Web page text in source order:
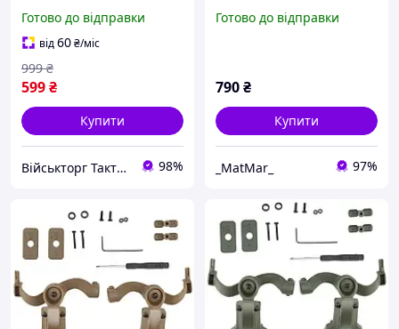
Кріплення адаптер
чебурашка Ops core arc
team wendy
Готово до відправки
від60₴/міс
599₴
999 ₴
Купити
Військторг Тактичне спорядження 98%
arc & team wendy)
Готово до відправки
790₴
Купити
_MatMar_ 97%